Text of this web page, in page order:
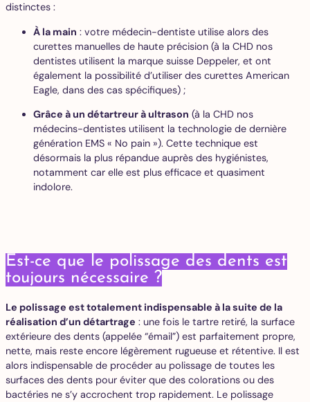
distinctes :
À la main : votre médecin-dentiste utilise alors des
curettes manuelles de haute précision (à la CHD nos
dentistes utilisent la marque suisse Deppeler, et ont
également la possibilité d’utiliser des curettes American
Eagle, dans des cas spécifiques) ;
Grâce à un détartreur à ultrason (à la CHD nos
médecins-dentistes utilisent la technologie de dernière
génération EMS « No pain »). Cette technique est
désormais la plus répandue auprès des hygiénistes,
notamment car elle est plus efficace et quasiment
indolore.
Est-ce que le polissage des dents est
toujours nécessaire ?
Le polissage est totalement indispensable à la suite de la
réalisation d’un détartrage : une fois le tartre retiré, la surface
extérieure des dents (appelée “émail”) est parfaitement propre,
nette, mais reste encore légèrement rugueuse et rétentive. Il est
alors indispensable de procéder au polissage de toutes les
surfaces des dents pour éviter que des colorations ou des
bactéries ne s’y accrochent trop rapidement. Le polissage